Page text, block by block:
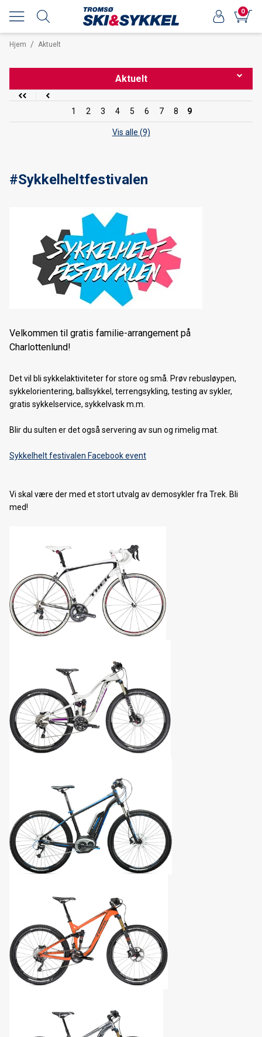
0
Hjem / Aktuelt
Aktuelt
Tromsø Skimaraton 2015
#Sykkelheltfestivalen
Salomon Freeski - Moment's notice
Burfjord lyktene er på lager!
Line Sick Day 110
Koronaviruset
1 2 3 4 5 6 7 8 9
Vis alle (9)
#Sykkelheltfestivalen
Velkommen til gratis familie-arrangement på
Charlottenlund!
Det vil bli sykkelaktiviteter for store og små. Prøv rebusløypen,
sykkelorientering, ballsykkel, terrengsykling, testing av sykler,
gratis sykkelservice, sykkelvask m.m.
Blir du sulten er det også servering av sun og rimelig mat.
Sykkelhelt festivalen Facebook event
Vi skal være der med et stort utvalg av demosykler fra Trek. Bli
med!